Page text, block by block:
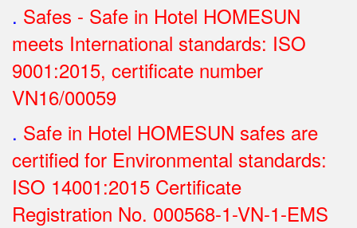
. Safes - Safe in Hotel HOMESUN
meets International standards: ISO
9001:2015, certificate number
VN16/00059
. Safe in Hotel HOMESUN safes are
certified for Environmental standards:
ISO 14001:2015 Certificate
Registration No. 000568-1-VN-1-EMS